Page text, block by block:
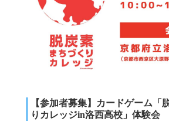
【参加者募集】カードゲーム「
りカレッジin洛西高校」体験会